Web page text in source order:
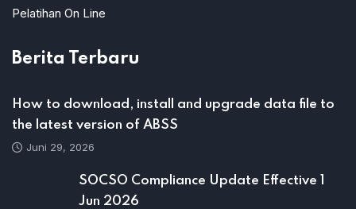
Pelatihan On Line
Berita Terbaru
How to download, install and upgrade data file to
the latest version of ABSS
Juni 29, 2026
SOCSO Compliance Update Effective 1
Jun 2026